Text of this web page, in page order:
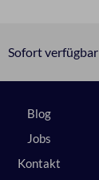
Sofort verfügbar
Blog
Jobs
Kontakt